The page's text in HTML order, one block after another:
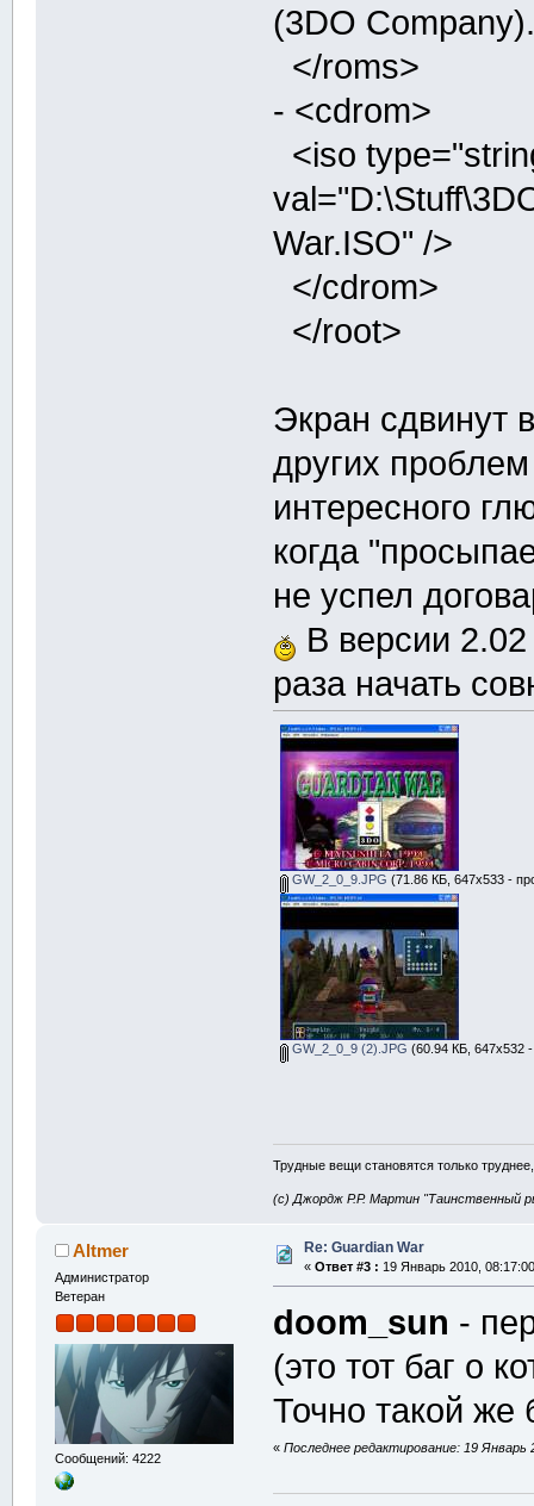
(3DO
</roms>
- <cdrom>
<iso
War.ISO" />
</cdrom>
</root>
Экран сдвинут
других
интересного
когда
не успел
В версии
раза начать
GW_2_0_9.JPG (71.86 КБ, 647x533 -
GW_2_0_9 (2).JPG (60.94 КБ, 647x532
Трудные вещи становятся только
(с) Джордж Р.Р. Мартин "Таинственный
Altmer
Администратор
Ветеран
Сообщений: 4222
Re: Guardian War
« Ответ #3 : 19 Январь 2010,
doom_sun -
(это тот баг о
Точно такой же
«Последнее редактирование: 19 Январь